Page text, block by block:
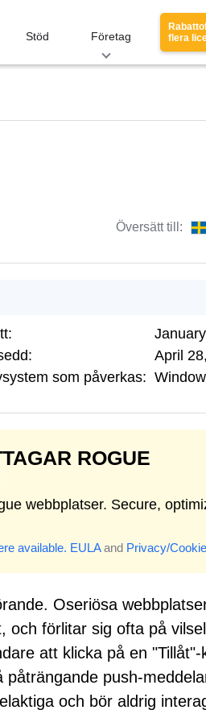
Stöd Företag
flera
Översätt till:
April
som påverkas:
ROGUE
webbplatser. Secure,
available. EULAand Privacy/
Oseriösa
och förlitar sig ofta på
att klicka på en "Tillåt"-
push-
och bör aldrig